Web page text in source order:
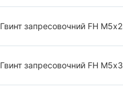
Гвинт запресовочний FH
Гвинт запресовочний FH